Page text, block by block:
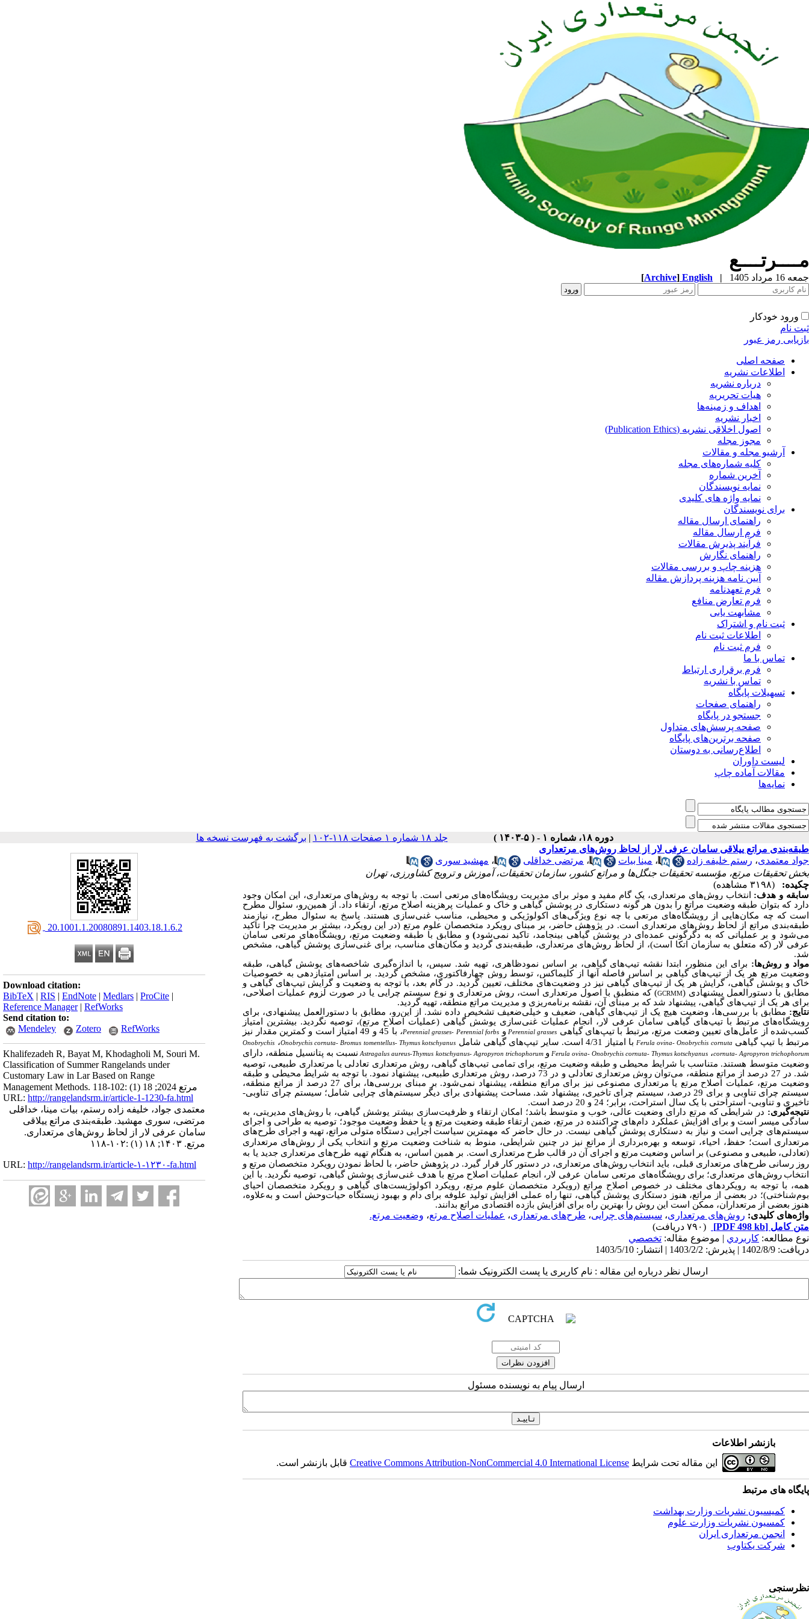
مــــرتــــع
جمعه 16 مرداد 1405 |
English
[Archive]
ورود خودکار
ثبت نام
بازیابی رمز عبور
صفحه اصلی
اطلاعات نشریه
درباره نشریه
هیات تحریریه
اهداف و زمینه‌ها
اخبار نشریه
اصول اخلاقی نشریه (Publication Ethics)
مجوز مجله
آرشیو مجله و مقالات
کلیه شماره‌های مجله
آخرین شماره
نمایه نویسندگان
نمایه واژه های کلیدی
برای نویسندگان
راهنمای ارسال مقاله
فرم ارسال مقاله
فرآیند پذیرش مقالات
راهنمای نگارش
هزینه چاپ و بررسی مقالات
آیین نامه هزینه پردازش مقاله
فرم تعهدنامه
فرم تعارض منافع
مشابهت یابی
ثبت نام و اشتراک
اطلاعات ثبت نام
فرم ثبت نام
تماس با ما
فرم برقراری ارتباط
تماس با نشریه
تسهیلات پایگاه
راهنمای صفحات
جستجو در پایگاه
صفحه پرسش‌های متداول
صفحه برترین‌های پایگاه
اطلاع‌رسانی به دوستان
لیست داوران
مقالات آماده چاپ
نمایه‌ها
دوره ۱۸، شماره ۱ - ( ۵-۱۴۰۳ ) جلد ۱۸ شماره ۱ صفحات ۱۱۸-۱۰۲ | برگشت به فهرست نسخه ها
‎ 20.1001.1.20080891.1403.18.1.6.2
Download citation:
BibTeX | RIS | EndNote | Medlars | ProCite |
Reference Manager| RefWorks
Send citation to:
Mendeley
Zotero RefWorks
Khalifezadeh R, Bayat M, Khodagholi M, Souri M.
Classification of Summer Rangelands under
Customary Law in Lar Based on Range
Management Methods. مرتع 2024; 18 (1) :102-118
URL: http://rangelandsrm.ir/article-1-1230-fa.html
معتمدی جواد، خلیفه زاده رستم، بیات مینا، خداقلی
مرتضی، سوری مهشید. طبقه‌‌بندی مراتع ییلاقی
سامان عرفی لار از لحاظ روش‌‌های مرتعداری.
مرتع. ۱۴۰۳; ۱۸ (۱) :۱۰۲-۱۱۸
URL: http://rangelandsrm.ir/article-۱-۱۲۳۰-fa.html
طبقه‌‌بندی مراتع ییلاقی سامان عرفی لار از لحاظ روش‌‌های مرتعداری
جواد معتمدی، رستم خلیفه زاده ، مینا بیات ، مرتضی خداقلی ، مهشید سوری
بخش تحقیقات مرتع، مؤسسه تحقیقات جنگل‌ها و مراتع کشور، سازمان تحقیقات، آموزش و ترویج کشاورزی، تهران
چکیده:
(۳۱۹۸ مشاهده)
سابقه و هدف:
انتخاب روش‌های مرتعداری، یک گام مفید و موثر برای مدیریت رویشگاه‌‌های مرتعی است. با توجه به روش‌‌های مرتعداری، این امکان وجود
دارد که بتوان طبقه وضعیت مراتع را بدون هر گونه دستکاری در پوشش گیاهی و خاک و عملیات پرهزینه اصلاح مرتع، ارتقاء داد. از همین‌‌رو، سئوال مطرح
است که چه مکان‌‌هایی از رویشگاه‌‌های مرتعی با چه نوع ویژگی‌‌های اکولوژیکی و محیطی، مناسب غنی‌‌سازی هستند. پاسخ به سئوال مطرح، نیازمند
طبقه‌‌بندی مراتع از لحاظ روش‌‌های مرتعداری است. در پژوهش حاضر، بر مبنای رویکرد متخصصان علوم مرتع (در این رویکرد، بیشتر بر مدیریت چرا تاکید
می‌‌شود و بر عملیاتی که به دگرگونی عمده‌‌‌ای در پوشش گیاهی بینجامد، تاکید نمی‌‌شود) و مطابق با طبقه وضعیت مرتع، رویشگاه‌‌های مرتعی سامان
عرفی لار (که متعلق به سازمان اتکا است)،
از لحاظ روش‌‌های مرتعداری، طبقه‌‌بندی گردید و مکان‌‌های مناسب، برای غنی‌‌سازی پوشش گیاهی، مشخص
شد.
مواد و روش‌‌ها: برای این منظور، ابتدا نقشه تیپ‌‌های گیاهی، بر اساس نمودظاهری، تهیه شد. سپس، با اندازه‌‌گیری شاخصه‌‌های پوشش گیاهی، طبقه
وضعیت مرتع هر یک از تیپ‌‌های گیاهی بر اساس فاصله آنها از کلیماکس، توسط روش چهارفاکتوری، مشخص گردید. بر اساس امتیازدهی به خصوصیات
خاک و پوشش گیاهی، گرایش هر یک از تیپ‌‌های گیاهی نیز در وضعیت‌‌های مختلف، تعیین گردید. در گام بعد، با توجه به وضعیت و گرایش تیپ‌‌های گیاهی و
مطابق با دستورالعمل پیشنهادی (GCRMM
)که منطبق با اصول مرتعداری است، روش مرتعداری و نوع سیستم‌‌ چرایی یا در صورت لزوم عملیات اصلاحی،
برای هر یک از تیپ‌‌های گیاهی، پیشنهاد شد که بر مبنای آن، نقشه برنامه‌‌ریزی و مدیریت مراتع منطقه، تهیه گردید.
نتایج: مطابق با بررسی‌‌ها، وضعیت هیچ یک از تیپ‌‌های گیاهی، ضعیف و خیلی‌‌ضعیف تشخیص داده نشد. از این‌‌رو، مطابق با دستورالعمل پیشنهادی، برای
رویشگاه‌‌های مرتبط با تیپ‌‌های‌ گیاهی سامان عرفی لار، انجام عملیات غنی‌‌سازی پوشش گیاهی (عملیات اصلاح مرتع)، توصیه نگردید. بیشترین امتیاز
کسب‌‌شده از عامل‌‌‌های تعیین وضعت مرتع، مرتبط با تیپ‌‌های گیاهی Perennial grasses و Perennial grasses- Perennial forbs،
با 45 و 49 امتیاز است و کمترین مقدار نیز
مرتبط با تیپ گیاهی Ferula ovina- Onobrychis cornuta با امتیاز 4/31 است. سایر تیپ‌‌های گیاهی شامل Onobrychis cornuta- Bromus tomentellus- Thymus kotschyanus، Onobrychis
cornuta- Agropyron trichophorum،Ferula ovina- Onobrychis cornuta- Thymus kotschyanus و Astragalus aureus-Thymus kotschyanus- Agropyron trichophorum نسبت به پتانسیل منطقه، دارای
وضعیت متوسط هستند. متناسب با شرایط محیطی و طبقه وضعیت مرتع، برای تمامی تیپ‌‌های گیاهی، روش مرتعداری تعادلی یا مرتعداری طبیعی، توصیه
شد.
در 27 درصد از مراتع منطقه، می‌‌توان روش مرتعداری تعادلی و در 73 درصد، روش مرتعداری طبیعی، پیشنهاد نمود. با توجه به شرایط محیطی و طبقه
وضعیت مرتع، عملیات اصلاح مرتع یا مرتعداری مصنوعی نیز برای مراتع منطقه، پیشنهاد نمی‌‌شود. بر مبنای بررسی‌‌ها، برای 27 درصد از مراتع منطقه،
سیستم چرای تناوبی و برای 29 درصد، سیستم چرای تاخیری، پیشنهاد شد. مساحت پیشنهادی برای دیگر سیستم‌‌های چرایی شامل؛ سیستم چرای تناوبی-
تاخیری و تناوبی- استراحتی با یک سال استراحت، برابر؛ 24 و 20 درصد است.
نتیجه‌‌گیری: در شرایطی که مرتع دارای وضعیت عالی، خوب و متوسط باشد؛
امکان ارتقاء و ظرفیت‌سازی بیشتر پوشش گیاهی، با روش‌های مدیریتی، به
سادگی میسر است و برای افزایش عملکرد دام‌‌های چراکننده در مرتع، ضمن ارتقاء طبقه وضعیت مرتع و یا حفظ وضعیت موجود؛ توصیه به طراحی و اجرای
سیستم‌‌های چرایی است و نیاز به دستکاری پوشش گیاهی نیست. در حال حاضر که مهمترین سیاست اجرایی دستگاه متولی مراتع، تهیه و اجرای طرح‌‌های
مرتعداری
است؛ حفظ، احیاء، توسعه و بهره‌‌برداری از مراتع نیز در چنین شرایطی، منوط به شناخت وضعیت مرتع و انتخاب یکی از روش‌‌های مرتعداری
(تعادلی، طبیعی و مصنوعی) بر اساس وضعیت مرتع و اجرای آن در قالب طرح مرتعداری است. بر همین اساس، به هنگام تهیه طرح‌‌های مرتعداری جدید یا به
روز رسانی طرح‌های مرتعداری قبلی، باید انتخاب روش‌‌های مرتعداری، در دستور کار قرار گیرد. در پژوهش حاضر، با لحاظ نمودن رویکرد متخصصان مرتع و
انتخاب روش‌‌های مرتعداری؛ برای رویشگاه‌‌های مرتعی سامان عرفی لار، انجام عملیات اصلاح مرتع با هدف غنی‌‌سازی پوشش گیاهی، توصیه نگردید. با‌ ‌این
‌‌همه، با توجه به رویکردهای مختلف در خصوص اصلاح مراتع (رویکرد متخصصان علوم مرتع، رویکرد اکولوژیست‌‌های گیاهی و رویکرد متخصصان احیای
بوم‌‌شناختی)؛ در بعضی از مراتع، هنوز دستکاری پوشش گیاهی، تنها راه عملی افزایش تولید علوفه برای دام و بهبود زیستگاه حیات‌‌وحش است و به‌‌علاوه،
هنوز بعضی از مرتعداران، ممکن است این روش را بهترین راه برای افزایش بازده اقتصادی مراتع بدانند.
واژه‌های کلیدی: روش‌‌های مرتعداری، سیستم‌‌های چرایی، طرح‌‌های مرتعداری، عملیات اصلاح مرتع، وضعیت مرتع.
متن کامل [PDF 498 kb]
(۷۹۰ دریافت)
نوع مطالعه: كاربردي | موضوع مقاله: تخصصي
دریافت: 1402/8/9 | پذیرش: 1403/2/2 | انتشار: 1403/5/10
ارسال نظر درباره این مقاله : نام کاربری یا پست الکترونیک شما:
ارسال پیام به نویسنده مسئول
بازنشر اطلاعات
این مقاله تحت شرایط Creative Commons Attribution-NonCommercial 4.0 International Licenseقابل بازنشر است.
پایگاه های مرتبط
کمیسیون نشریات وزارت بهداشت
کمسیون نشریات وزارت علوم
انجمن مرتعداری ایران
شرکت یکتاوب
نظرسنجی